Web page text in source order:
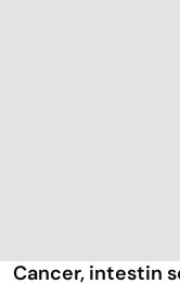
Cancer, intestin